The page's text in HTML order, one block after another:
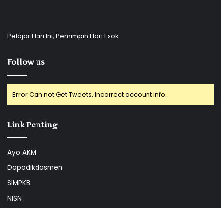
Pelajar Hari Ini, Pemimpin Hari Esok
Follow us
Error Can not Get Tweets, Incorrect account info.
Link Penting
Ayo AKM
Dapodikdasmen
SIMPKB
NISN